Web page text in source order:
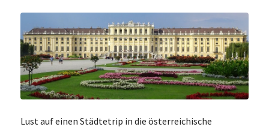
Lust auf einen Städtetrip in die österreichische